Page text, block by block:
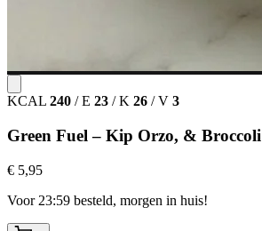
KCAL 240 / E 23 / K 26 / V 3
Green Fuel – Kip Orzo, & Broccoli
€ 5,95
Voor 23:59 besteld, morgen in huis!